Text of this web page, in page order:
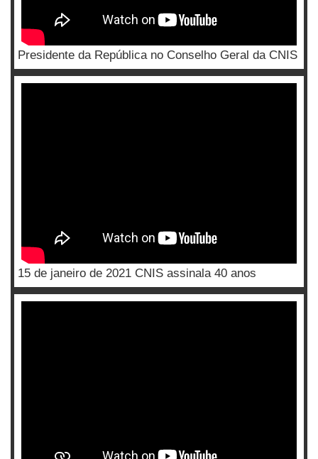
Presidente da República no Conselho Geral da CNIS
15 de janeiro de 2021 CNIS assinala 40 anos